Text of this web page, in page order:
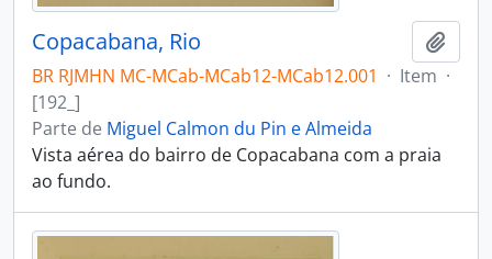
Copacabana, Rio
BR RJMHN MC-MCab-MCab12-MCab12.001 · Item ·
[192_]
Parte de Miguel Calmon du Pin e Almeida
Vista aérea do bairro de Copacabana com a praia
ao fundo.